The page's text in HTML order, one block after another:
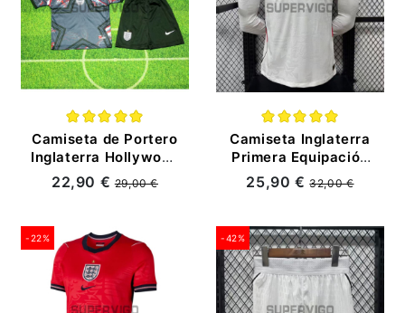
Camiseta de Portero
Inglaterra Hollywood
Mundial 2026 Niño
Kit Negro
22,90 €29,00 €
Camiseta Inglaterra
Primera Equipación
Mundial 2026 ML
Blanco (EDICIÓN
25,90 €32,00 €
-22% -42%